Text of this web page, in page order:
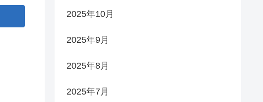
2025年10月
2025年9月
2025年8月
2025年7月